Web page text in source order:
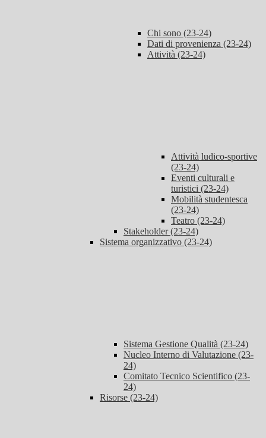
Chi sono (23-24)
Dati di provenienza (23-24)
Attività (23-24)
Attività ludico-sportive
(23-24)
Eventi culturali e
turistici (23-24)
Mobilità studentesca
(23-24)
Teatro (23-24)
Stakeholder (23-24)
Sistema organizzativo (23-24)
Sistema Gestione Qualità (23-24)
Nucleo Interno di Valutazione (23-
24)
Comitato Tecnico Scientifico (23-
24)
Risorse (23-24)